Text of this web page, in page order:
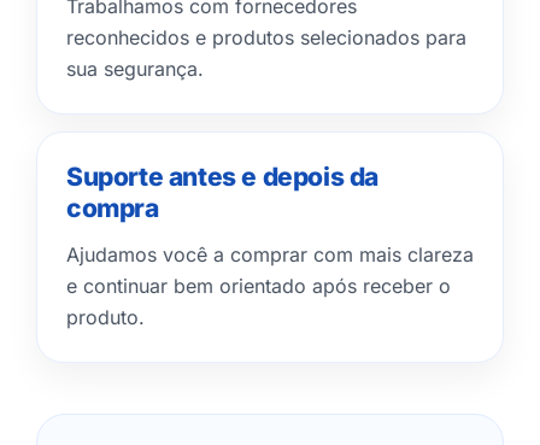
Trabalhamos com fornecedores
reconhecidos e produtos selecionados para
sua segurança.
Suporte antes e depois da
compra
Ajudamos você a comprar com mais clareza
e continuar bem orientado após receber o
produto.